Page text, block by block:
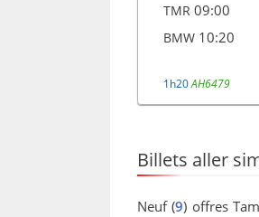
TMR 09:00
BMW 10:20
1h20AH6479
Billets aller
Neuf (9) offres